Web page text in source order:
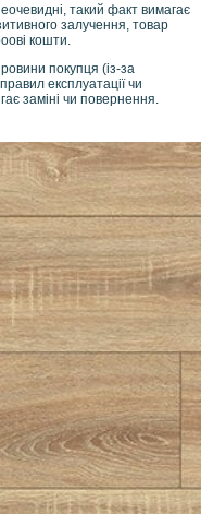
такий факт вимагає
залучення, товар
кошти.
покупця (із-за
експлуатації чи
заміні чи повернення.